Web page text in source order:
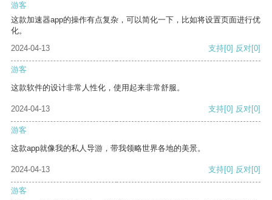
游客
这款加速器app的操作有点复杂，可以简化一下，比如将设置页面进行优
化。
2024-04-13
支持[0] 反对[0]
游客
这款软件的设计非常人性化，使用起来非常舒服。
2024-04-13 支持[0] 反对[0]
游客
这款app就像我的私人导游，带我领略世界各地的美景。
2024-04-13 支持[0] 反对[0]
游客